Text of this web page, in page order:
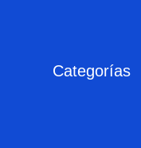
Categorías